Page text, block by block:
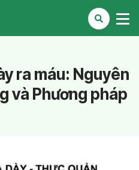
ra máu: Nguyên
và Phương pháp